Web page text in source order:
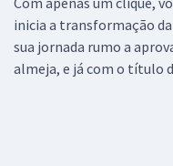
inicia a transformação
sua jornada rumo a
almeja, e já com o título